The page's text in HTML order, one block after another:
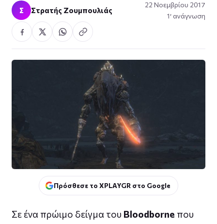
Σ Στρατής Ζουμπουλιάς
22 Νοεμβρίου 2017
1′ ανάγνωση
Πρόσθεσε το XPLAYGR στο Google
Σε ένα πρώιμο δείγμα του Bloodborne που